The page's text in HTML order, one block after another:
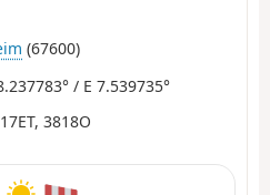
(67600)
/ E 7.539735°
3818O